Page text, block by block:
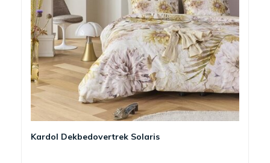
Kardol Dekbedovertrek Solaris